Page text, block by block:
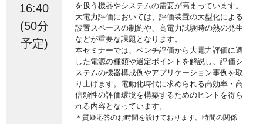
16:40
(50分
予定)
を扱う機器やシステムの需要が高まっています。
大電力評価においては、評価装置の大型化による
設置スペースの制約や、高電力試験時の熱の発生
などが重要な課題となります。
本セミナーでは、ベンチ評価から大電力評価に適
した電源の種類や選定ポイントを解説し、評価シ
ステムの機器構成例やアプリケーション事例を取
り上げます。電動化時代に求められる高効率・高
信頼性の評価環境を構築するためのヒントを得ら
れる内容となっています。
＊質疑応答のお時間を設けております。時間の関係